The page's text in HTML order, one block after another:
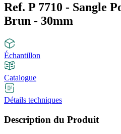
Ref. P 7710 - Sangle
Brun - 30mm
Échantillon
Catalogue
Détails techniques
Description du Produit